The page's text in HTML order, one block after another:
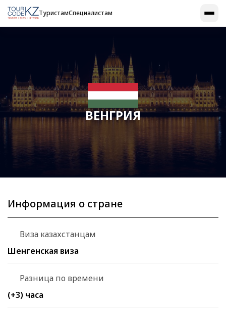
ТуристамСпециалистам
ВЕНГРИЯ
Информация о стране
Виза казахстанцам
Шенгенская виза
Разница по времени
(+3) часа